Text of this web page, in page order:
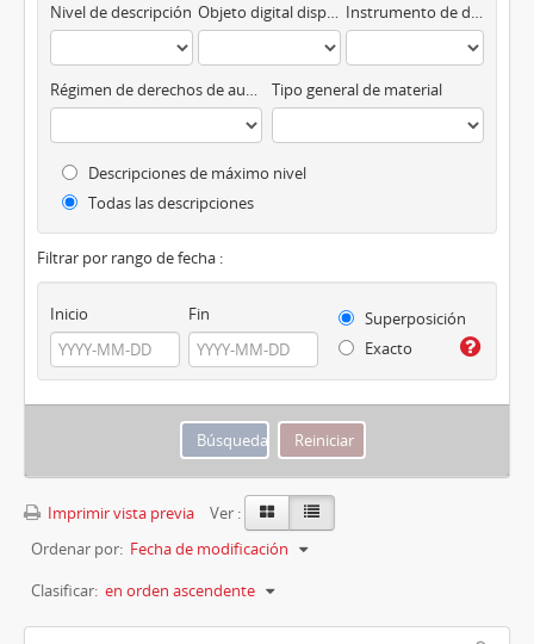
Nivel de descripción Objeto digital disponibles Instrumento de descripción
Régimen de derechos de autor Tipo general de material
Descripciones de máximo nivel
Todas las descripciones
Filtrar por rango de fecha :
Inicio Fin
Superposición
Exacto
Imprimir vista previa
Ver :
Ordenar por: Fecha de modificación
Clasificar: en orden ascendente